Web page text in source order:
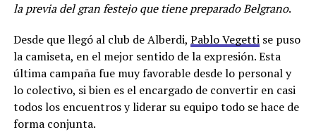
la previa del gran festejo que tiene preparado Belgrano.
Desde que llegó al club de Alberdi, Pablo Vegettise puso
la camiseta, en el mejor sentido de la expresión. Esta
última campaña fue muy favorable desde lo personal y
lo colectivo, si bien es el encargado de convertir en casi
todos los encuentros y liderar su equipo todo se hace de
forma conjunta.